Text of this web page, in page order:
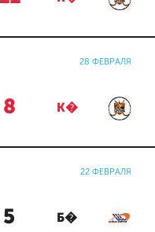
28 ФЕВРАЛЯ
8 К�
22 ФЕВРАЛЯ
5 Б�